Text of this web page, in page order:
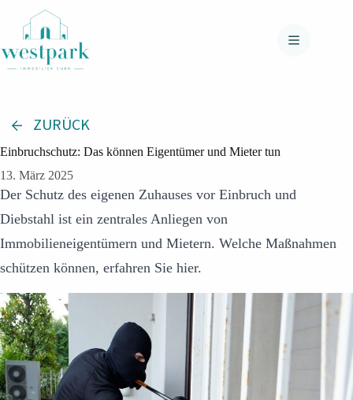
springen
ZURÜCK
Einbruchschutz: Das können Eigentümer und Mieter tun
13. März 2025
Der Schutz des eigenen Zuhauses vor Einbruch und
Diebstahl ist ein zentrales Anliegen von
Immobilieneigentümern und Mietern. Welche Maßnahmen
schützen können, erfahren Sie hier.